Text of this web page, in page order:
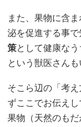
また、果物に含
泌を促進する事
策として健康な
という獣医さんも
そこら辺の「考
ずここでお伝え
果物（天然のも